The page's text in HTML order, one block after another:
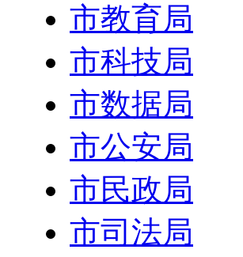
市教育局
市科技局
市数据局
市公安局
市民政局
市司法局